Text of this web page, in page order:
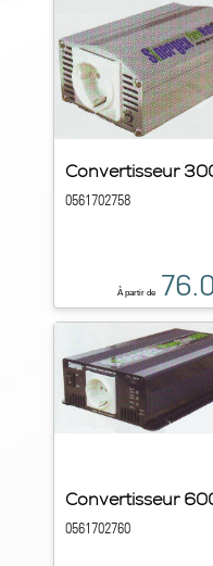
Convertisseur
0561702758
À partir de
Convertisseur
0561702760